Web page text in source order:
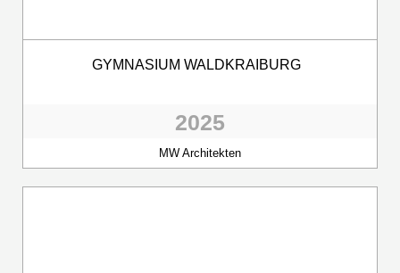
GYMNASIUM WALDKRAIBURG
2025
MW Architekten